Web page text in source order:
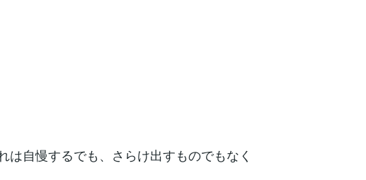
は自慢するでも、さらけ出すものでもなく